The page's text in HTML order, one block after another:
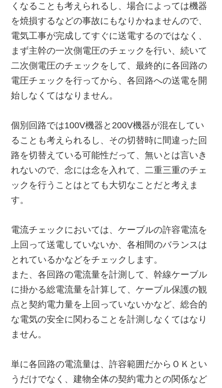
くなることも考えられるし、場合によっては機器
を焼損するなどの事故にもなりかねませんので、
電気工事が完成してすぐに送電するのではなく、
まず主幹の一次側電圧のチェックを行い、続いて
二次側電圧のチェックをして、最終的に各回路の
電圧チェックを行ってから、各回路への送電を開
始しなくてはなりません。
個別回路では100V機器と200V機器が混在してい
ることも考えられるし、その切替時に間違った回
路を切替えている可能性だって、無いとは言いき
れないので、念には念を入れて、二重三重のチェ
ックを行うことはとても大切なことだと考えま
す。
電流チェックにおいては、ケーブルの許容電流を
上回って送電していないか、各相間のバランスは
とれているかなどをチェックします。
また、各回路の電流量を計測して、幹線ケーブル
に掛かる総電流量を計算して、ケーブル保護の観
点と契約電力量を上回っていないかなど、総合的
な電気の安全に関わることを計測しなくてはなり
ません。
単に各回路の電流量は、許容範囲だからＯＫとい
うだけでなく、建物全体の契約電力との関係など